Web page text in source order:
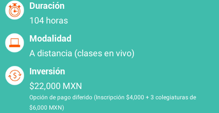
Duración
104 horas
Modalidad
A distancia (clases en vivo)
Inversión
$22,000 MXN
Opción de pago diferido (Inscripción $4,000 + 3 colegiaturas de
$6,000 MXN)